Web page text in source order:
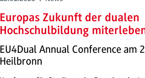
Europas Zukunft der dualen
Hochschulbildung
EU4Dual Annual Conference am
Heilbronn